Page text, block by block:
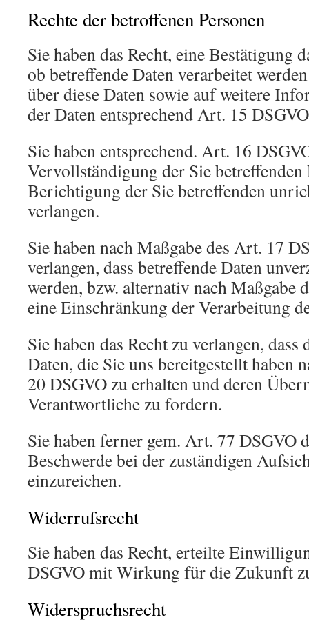
Rechte der betroffenen Personen
Sie haben das Recht, eine Bestätigung
ob betreffende Daten verarbeitet
über diese Daten sowie auf weitere
der Daten entsprechend Art. 15
Sie haben entsprechend. Art. 16
Vervollständigung der Sie betreffenden
Berichtigung der Sie betreffenden
verlangen.
Sie haben nach Maßgabe des Art. 17
verlangen, dass betreffende Daten
werden, bzw. alternativ nach Maßgabe
eine Einschränkung der Verarbeitung
Sie haben das Recht zu verlangen,
Daten, die Sie uns bereitgestellt haben
20 DSGVO zu erhalten und deren
Verantwortliche zu fordern.
Sie haben ferner gem. Art. 77 DSGVO
Beschwerde bei der zuständigen
einzureichen.
Widerrufsrecht
Sie haben das Recht, erteilte
DSGVO mit Wirkung für die Zukunft
Widerspruchsrecht